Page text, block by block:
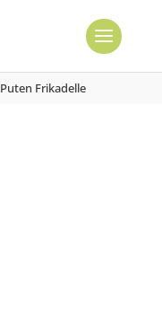
Puten Frikadelle